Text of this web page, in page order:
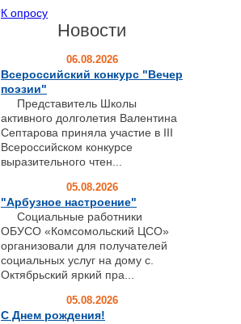
К опросу
Новости
06.08.2026
Всероссийский конкурс "Вечер
поэзии"
Представитель Школы
активного долголетия Валентина
Септарова приняла участие в III
Всероссийском конкурсе
выразительного чтен...
05.08.2026
"Арбузное настроение"
Социальные работники
ОБУСО «Комсомольский ЦСО»
организовали для получателей
социальных услуг на дому с.
Октябрьский яркий пра...
05.08.2026
С Днем рождения!